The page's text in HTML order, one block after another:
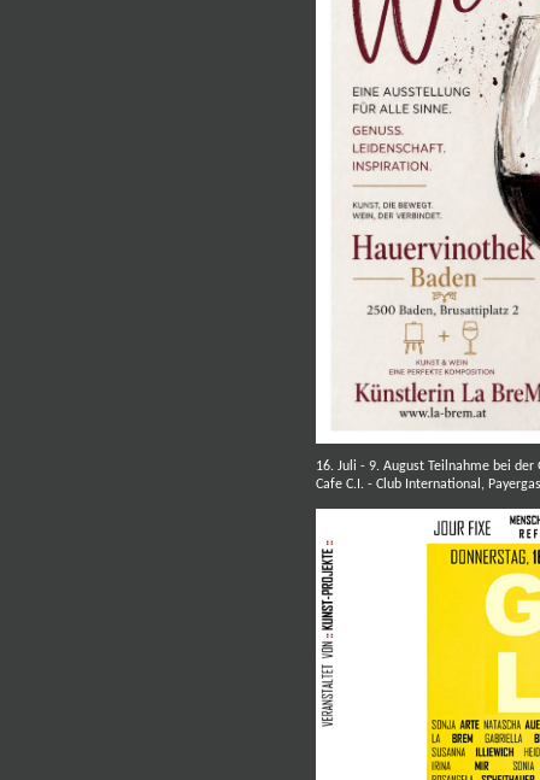
16. Juli - 9. August Teilnahme bei der
Cafe C.I. - Club International,